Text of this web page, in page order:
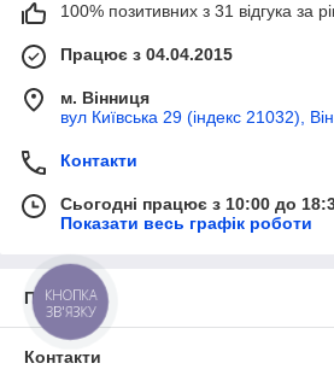
100% позитивних з 31 відгука за
Працює з 04.04.2015
м. Вінниця
вул Київська 29 (індекс 21032),
Контакти
Сьогодні працює з 10:00 до
Показати весь графік роботи
Про нас
Контакти
КНОПКА
ЗВ'ЯЗКУ